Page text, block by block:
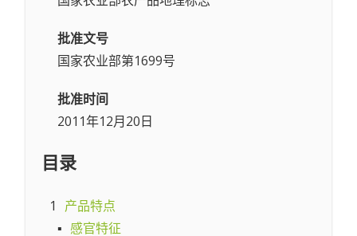
批准文号
国家农业部第1699号
批准时间
2011年12月20日
目录
1
产品特点
▪ 感官特征